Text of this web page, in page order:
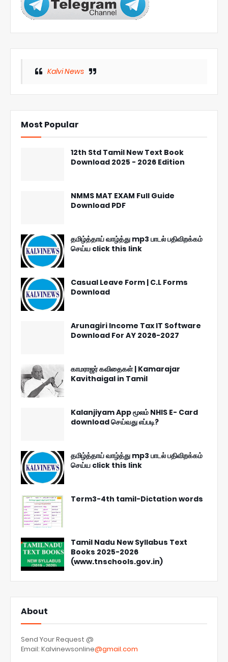
Kalvi News
Most Popular
12th Std Tamil New Text Book
Download 2025 - 2026 Edition
NMMS MAT EXAM Full Guide
Download PDF
தமிழ்த்தாய் வாழ்த்து mp3 பாடல் பதிவிறக்கம்
செய்ய click this link
Casual Leave Form | C.L Forms
Download
Arunagiri Income Tax IT Software
Download For AY 2026-2027
காமராஜர் கவிதைகள் | Kamarajar
Kavithaigal in Tamil
Kalanjiyam App மூலம் NHIS E- Card
download செய்வது எப்படி?
தமிழ்த்தாய் வாழ்த்து mp3 பாடல் பதிவிறக்கம்
செய்ய click this link
Term3-4th tamil-Dictation words
Tamil Nadu New Syllabus Text
Books 2025-2026
(www.tnschools.gov.in)
About
Send Your Request @
Email: Kalvinewsonline@gmail.com